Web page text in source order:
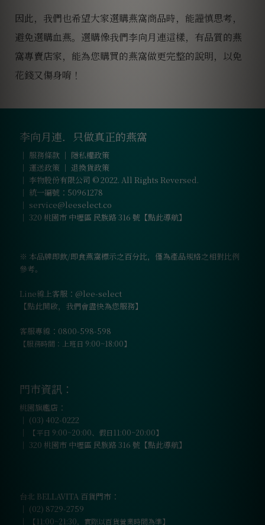
因此，我們也希望大家選購燕窩商品時，能謹慎思考，
避免選購血燕。選購像我們李向月連這樣，有品質的燕
窩專賣店家，能為您購買的燕窩做更完整的說明，以免
花錢又傷身唷！
李向月連．只做真正的燕窩
｜ 服務條款 ｜ 隱私權政策
｜ 運送政策 ｜ 退換貨政策
｜ 李物股份有限公司 © 2022. All Rights Reversed.
｜ 統一編號：50961278
｜ service@leeselect.co
｜ 320 桃園市 中壢區 民族路 316 號【點此導航】
※ 本品牌即飲/即食燕窩標示之百分比，僅為產品規格之相對比例
參考。
Line線上客服：@lee-select
【點此開啟，我們會盡快為您服務】
客服專線：0800-598-598
【服務時間：上班日 9:00~18:00】
門市資訊：
桃園旗艦店：
｜ (03) 402-0222
｜
【平日 9:00~20:00、假日11:00~20:00】
｜ 320 桃園市 中壢區 民族路 316 號【點此導航】
台北 BELLAVITA 百貨門市：
｜ (02) 8729-2759
｜
【11:00~21:30，實際以百貨營業時間為準】